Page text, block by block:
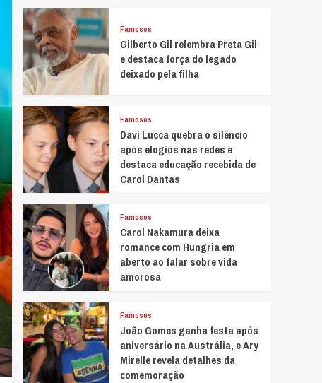
Famosos
Gilberto Gil relembra Preta Gil
e destaca força do legado
deixado pela filha
Famosos
Davi Lucca quebra o silêncio
após elogios nas redes e
destaca educação recebida de
Carol Dantas
Famosos
Carol Nakamura deixa
romance com Hungria em
aberto ao falar sobre vida
amorosa
Famosos
João Gomes ganha festa após
aniversário na Austrália, e Ary
Mirelle revela detalhes da
comemoração